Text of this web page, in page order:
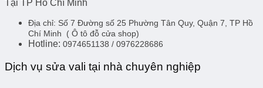
Tại TP Hồ Chí Minh
Địa chỉ: Số 7 Đường số 25 Phường Tân Quy, Quận 7, TP Hồ
Chí Minh ( Ô tô đỗ cửa shop)
Hotline: 0974651138 / 0976228686
Dịch vụ sửa vali tại nhà chuyên nghiệp